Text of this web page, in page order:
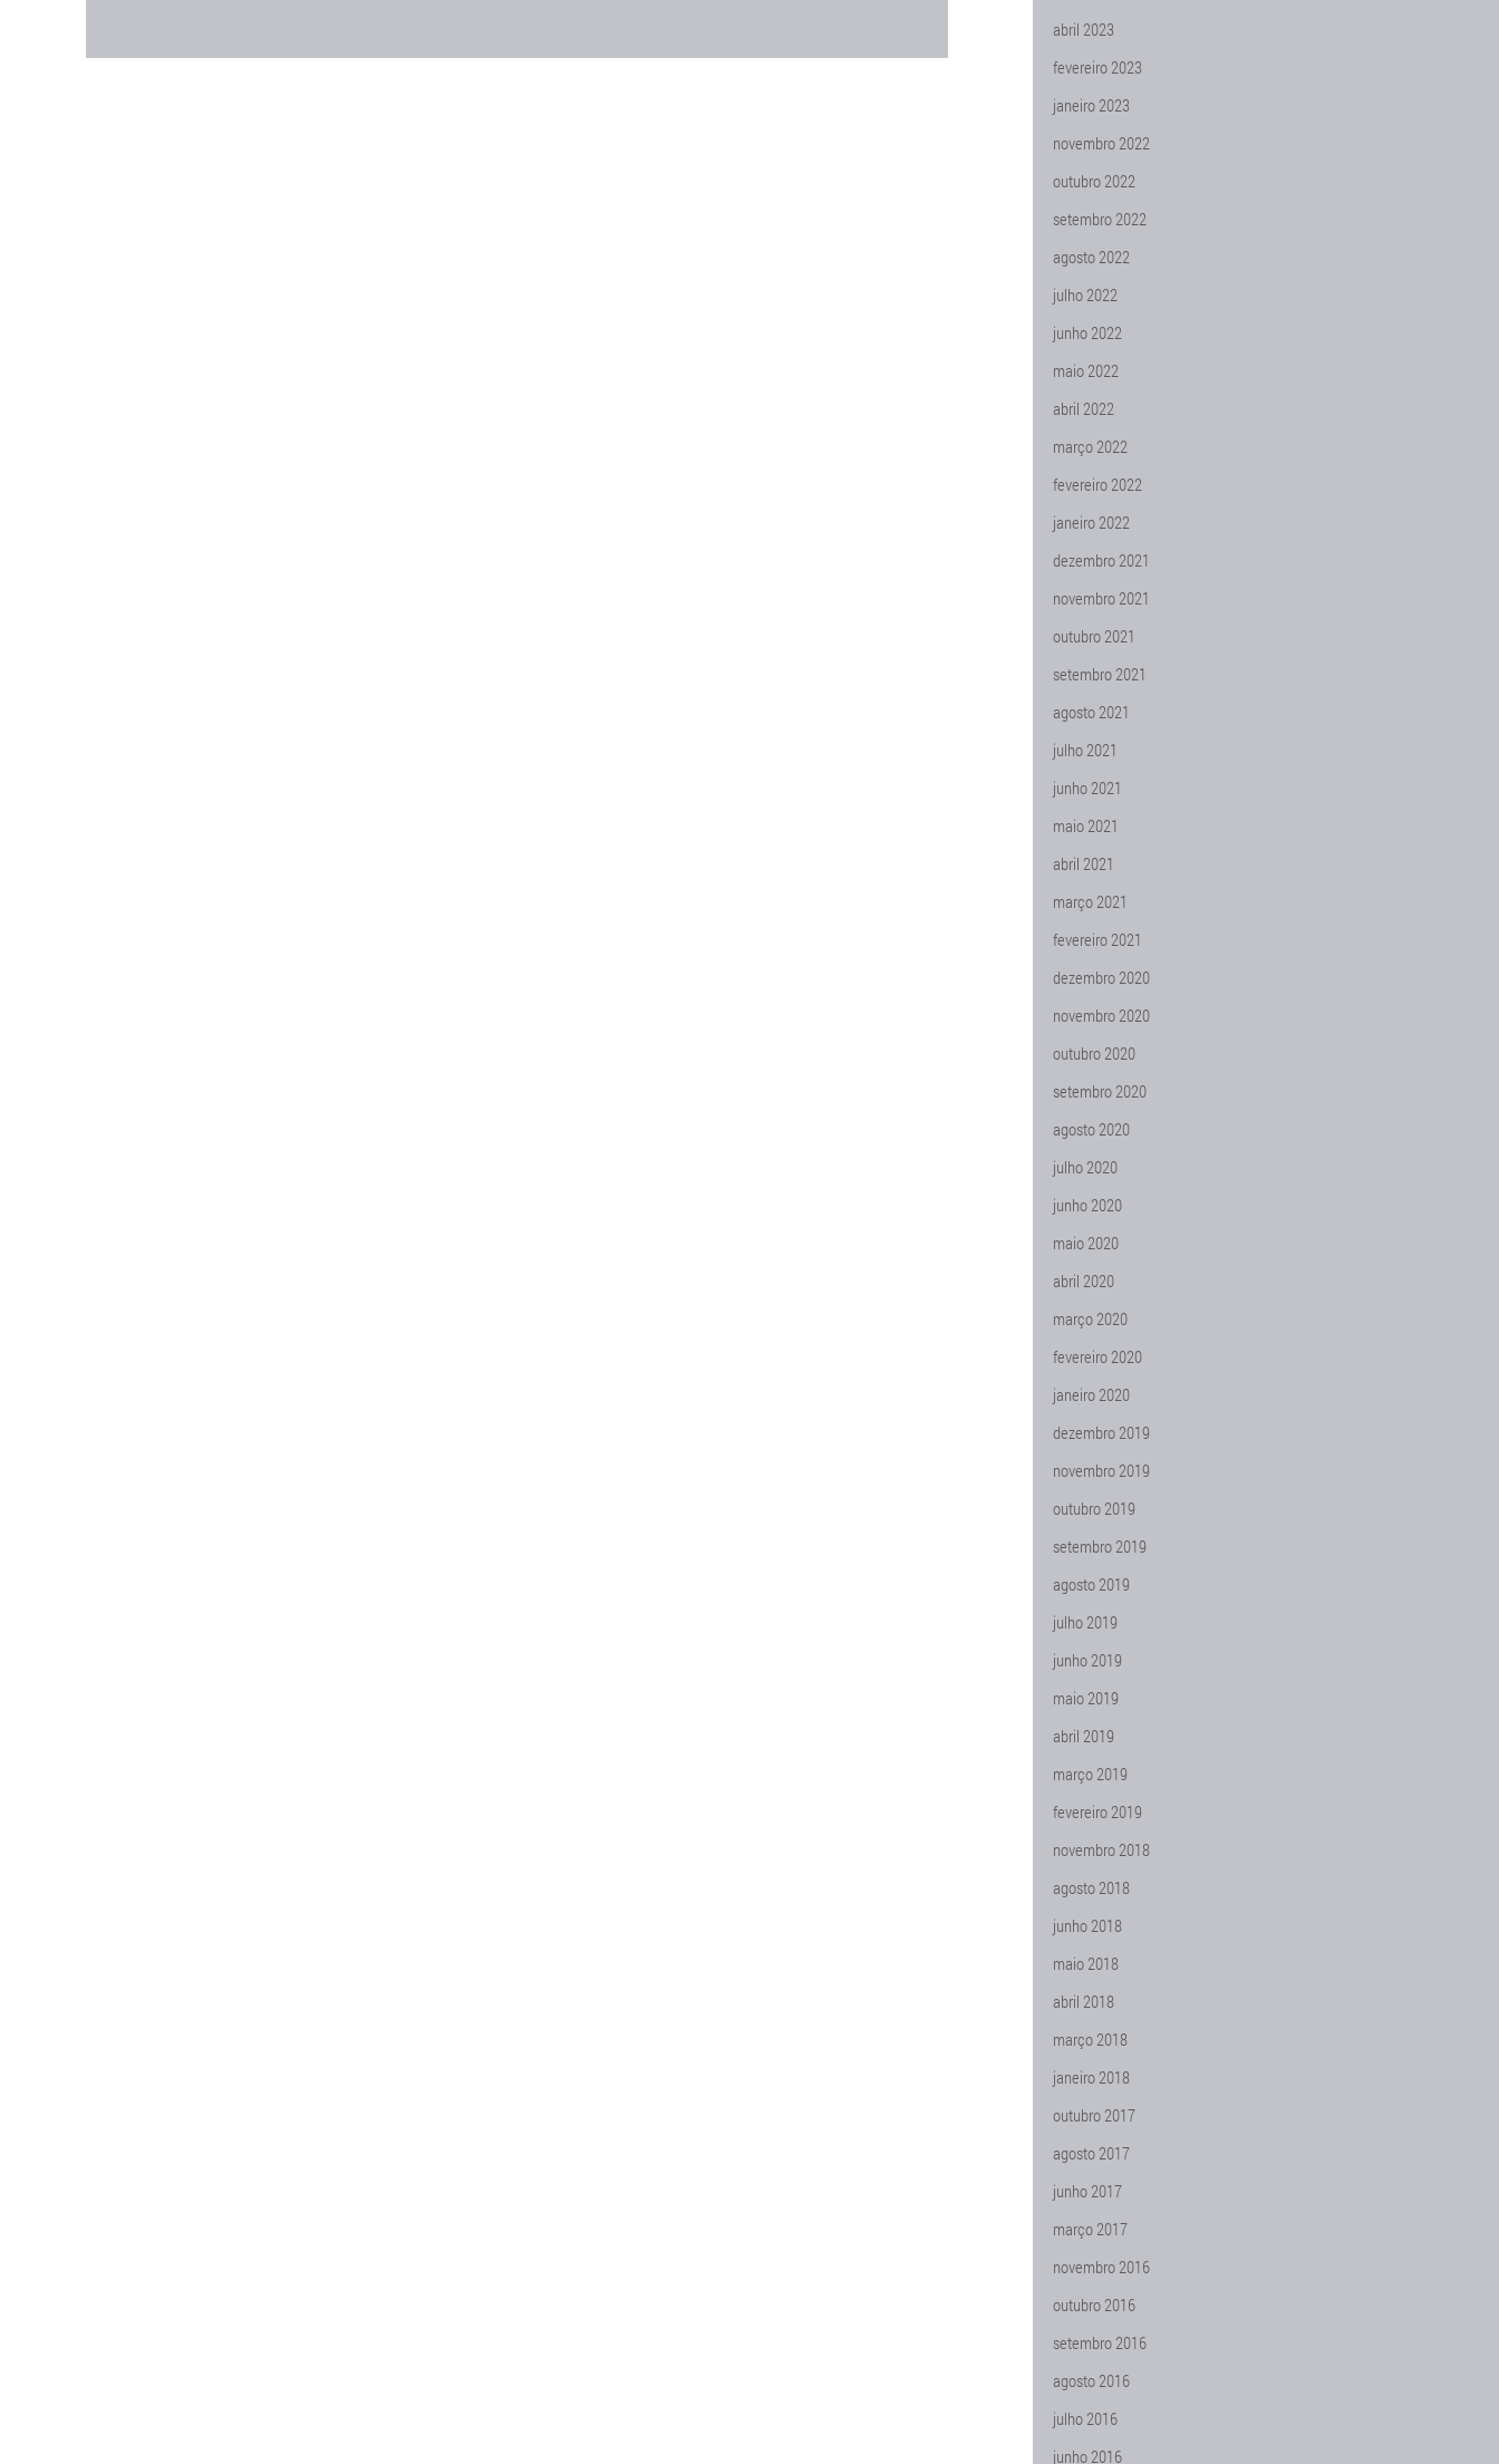
abril 2023
fevereiro 2023
janeiro 2023
novembro 2022
outubro 2022
setembro 2022
agosto 2022
julho 2022
junho 2022
maio 2022
abril 2022
março 2022
fevereiro 2022
janeiro 2022
dezembro 2021
novembro 2021
outubro 2021
setembro 2021
agosto 2021
julho 2021
junho 2021
maio 2021
abril 2021
março 2021
fevereiro 2021
dezembro 2020
novembro 2020
outubro 2020
setembro 2020
agosto 2020
julho 2020
junho 2020
maio 2020
abril 2020
março 2020
fevereiro 2020
janeiro 2020
dezembro 2019
novembro 2019
outubro 2019
setembro 2019
agosto 2019
julho 2019
junho 2019
maio 2019
abril 2019
março 2019
fevereiro 2019
novembro 2018
agosto 2018
junho 2018
maio 2018
abril 2018
março 2018
janeiro 2018
outubro 2017
agosto 2017
junho 2017
março 2017
novembro 2016
outubro 2016
setembro 2016
agosto 2016
julho 2016
junho 2016